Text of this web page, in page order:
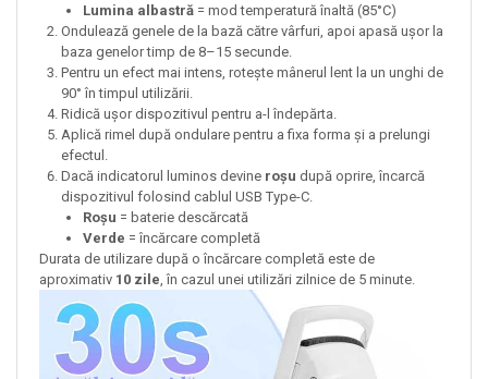
Lumina albastră = mod temperatură înaltă (85°C)
Ondulează genele de la bază către vârfuri, apoi apasă ușor la
baza genelor timp de 8–15 secunde.
Pentru un efect mai intens, rotește mânerul lent la un unghi de
90° în timpul utilizării.
Ridică ușor dispozitivul pentru a-l îndepărta.
Aplică rimel după ondulare pentru a fixa forma și a prelungi
efectul.
Dacă indicatorul luminos devine roșu după oprire, încarcă
dispozitivul folosind cablul USB Type-C.
Roșu = baterie descărcată
Verde = încărcare completă
Durata de utilizare după o încărcare completă este de
aproximativ 10 zile, în cazul unei utilizări zilnice de 5 minute.